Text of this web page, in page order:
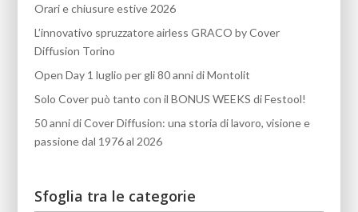
Orari e chiusure estive 2026
L’innovativo spruzzatore airless GRACO by Cover
Diffusion Torino
Open Day 1 luglio per gli 80 anni di Montolit
Solo Cover può tanto con il BONUS WEEKS di Festool!
50 anni di Cover Diffusion: una storia di lavoro, visione e
passione dal 1976 al 2026
Sfoglia tra le categorie